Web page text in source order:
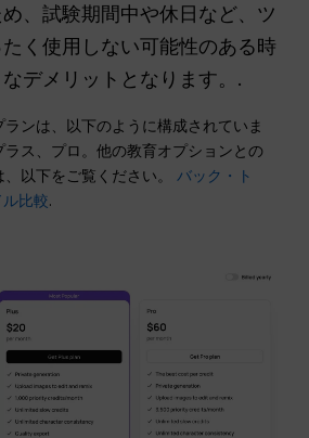
、試験期間中や休日など、ツ
く使用しない可能性のある時
デメリットとなります。.
ンは、以下のように構成されていま
ス、プロ。他の教育オプションとの
以下をご覧ください。 バック・ト
比較.